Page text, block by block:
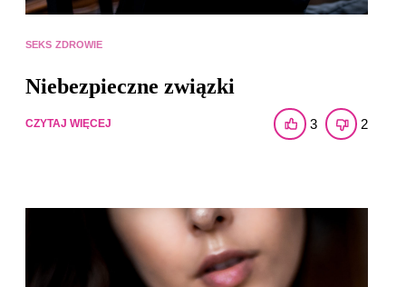
SEKS ZDROWIE
Niebezpieczne związki
CZYTAJ WIĘCEJ 3 2